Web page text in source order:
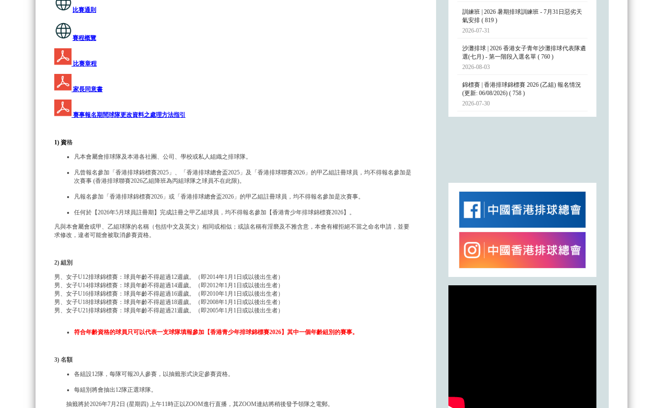
比賽通則
賽程概覽
比賽章程
家長同意書
賽事報名期間球隊更改資料之處理方法指引
1) 資格
凡本會屬會排球隊及本港各社團、公司、學校或私人組織之排球隊。
凡曾報名參加「香港排球錦標賽2025」、「香港排球總會盃2025」及「香港排球聯賽2026」的甲乙組註冊球員，均不得報名參加是
次賽事 (香港排球聯賽2026乙組降班為丙組球隊之球員不在此限)。
凡報名參加「香港排球錦標賽2026」或「香港排球總會盃2026」的甲乙組註冊球員，均不得報名參加是次賽事。
任何於【2026年5月球員註冊期】完成註冊之甲乙組球員，均不得報名參加【香港青少年排球錦標賽2026】。
凡與本會屬會或甲、乙組球隊的名稱（包括中文及英文）相同或相似；或該名稱有淫褻及不雅含意，本會有權拒絕不當之命名申請，並要
求修改，違者可能會被取消參賽資格。
2) 組別
男、女子U12排球錦標賽：球員年齡不得超過12週歲。（即2014年1月1日或以後出生者）
男、女子U14排球錦標賽：球員年齡不得超過14週歲。（即2012年1月1日或以後出生者）
男、女子U16排球錦標賽：球員年齡不得超過16週歲。（即2010年1月1日或以後出生者）
男、女子U18排球錦標賽：球員年齡不得超過18週歲。（即2008年1月1日或以後出生者）
男、女子U21排球錦標賽：球員年齡不得超過21週歲。（即2005年1月1日或以後出生者）
符合年齡資格的球員只可以代表一支球隊填報參加【香港青少年排球錦標賽2026】其中一個年齡組別的賽事。
3) 名額
各組設12隊，每隊可報20人參賽，以抽籤形式決定參賽資格。
每組別將會抽出12隊正選球隊。
抽籤將於2026年7月2日 (星期四) 上午11時正以ZOOM進行直播，其ZOOM連結將稍後發予領隊之電郵。
訓練班 | 2026 暑期排球訓練班 - 7月31日惡劣天
氣安排 ( 819 )
2026-07-31
沙灘排球 | 2026 香港女子青年沙灘排球代表隊遴
選(七月) - 第一階段入選名單 ( 760 )
2026-08-03
錦標賽 | 香港排球錦標賽 2026 (乙組) 報名情況
(更新: 06/08/2026) ( 758 )
2026-07-30